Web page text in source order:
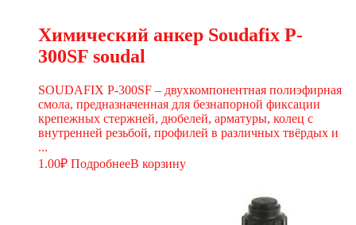
Химический анкер Soudafix P-
300SF soudal
SOUDAFIX P-300SF – двухкомпонентная полиэфирная
смола, предназначенная для безнапорной фиксации
крепежных стержней, дюбелей, арматуры, колец с
внутренней резьбой, профилей в различных твёрдых и
...
1.00₽ ПодробнееВ корзину